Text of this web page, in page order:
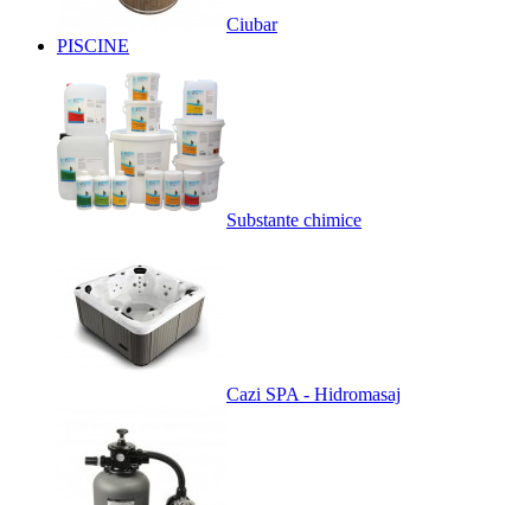
Ciubar
PISCINE
Substante chimice
Cazi SPA - Hidromasaj